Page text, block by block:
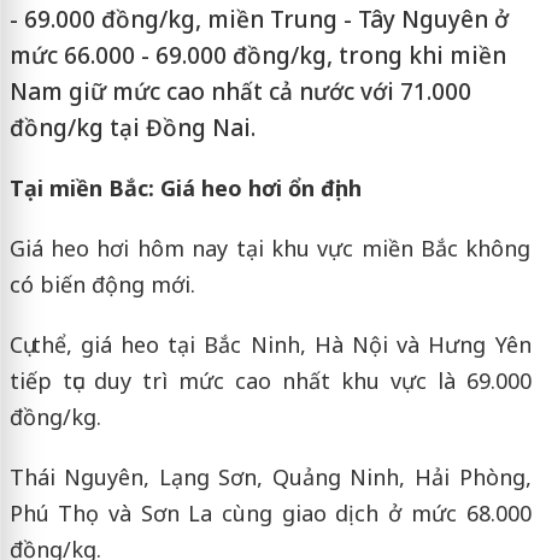
- 69.000 đồng/kg, miền Trung - Tây Nguyên ở
mức 66.000 - 69.000 đồng/kg, trong khi miền
Nam giữ mức cao nhất cả nước với 71.000
đồng/kg tại Đồng Nai.
Tại miền Bắc: Giá heo hơi ổn định
Giá heo hơi hôm nay tại khu vực miền Bắc không
có biến động mới.
Cụ thể, giá heo tại Bắc Ninh, Hà Nội và Hưng Yên
tiếp tục duy trì mức cao nhất khu vực là 69.000
đồng/kg.
Thái Nguyên, Lạng Sơn, Quảng Ninh, Hải Phòng,
Phú Thọ và Sơn La cùng giao dịch ở mức 68.000
đồng/kg.